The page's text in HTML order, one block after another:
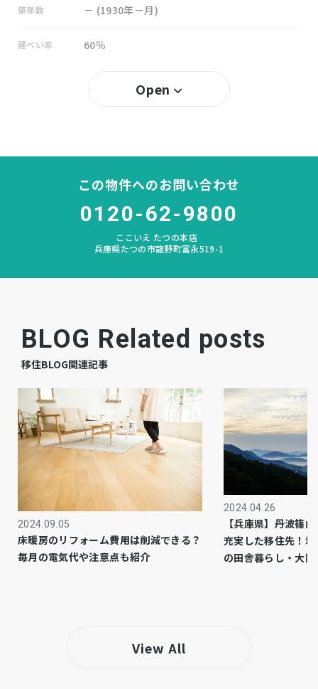
築年数 － (1930年－月)
建ぺい率 60％
津田
飾磨西
あり
引渡時期 相談
駐車場
上水道 公共
公共
都市ガス
市街化区域
・2012年リフォーム済み
Open
この物件へのお問い合わせ
0120-62-9800
ここいえ たつの本店
兵庫県たつの市龍野町富永519-1
BLOG Related posts
移住BLOG関連記事
2024.09.05
床暖房のリフォーム費用は削減できる？
毎月の電気代や注意点も紹介
2024.04.26
【兵庫県】丹波篠
充実した移住先！
の田舎暮らし・大
View All